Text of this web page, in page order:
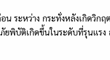
อน ระหว่าง กระทั่งหลังเกิดวิ
พิบัติเกิดขึ้นในระดับที่รุนแรง